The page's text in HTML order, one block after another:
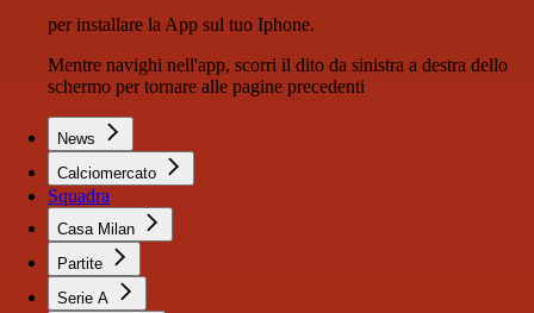
per installare la App sul tuo Iphone.
Mentre navighi nell'app, scorri il dito da sinistra a destra dello
schermo per tornare alle pagine precedenti
News
Calciomercato
Squadra
Casa Milan
Partite
Serie A